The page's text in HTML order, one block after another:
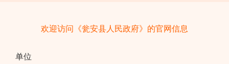
欢迎访问《瓮安县人民政府》的官网信息
单位